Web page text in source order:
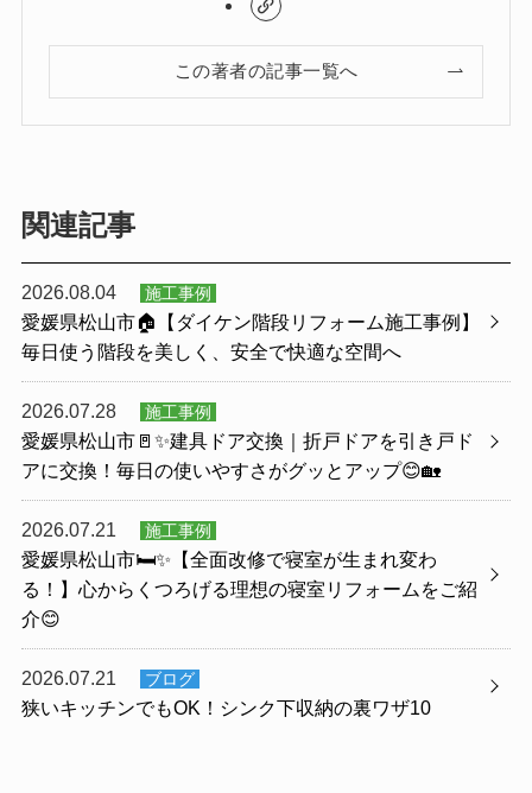
この著者の記事一覧へ
関連記事
2026.08.04 施工事例
愛媛県松山市🏠【ダイケン階段リフォーム施工事例】
毎日使う階段を美しく、安全で快適な空間へ
2026.07.28 施工事例
愛媛県松山市🚪✨建具ドア交換｜折戸ドアを引き戸ド
アに交換！毎日の使いやすさがグッとアップ😊🏡
2026.07.21 施工事例
愛媛県松山市🛏️✨【全面改修で寝室が生まれ変わ
る！】心からくつろげる理想の寝室リフォームをご紹
介😊
2026.07.21 ブログ
狭いキッチンでもOK！シンク下収納の裏ワザ10